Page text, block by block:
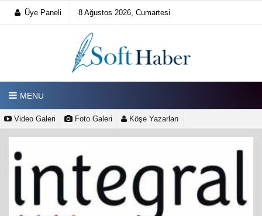
Üye Paneli 8 Ağustos 2026, Cumartesi
MENU
Video Galeri Foto Galeri Köşe Yazarları